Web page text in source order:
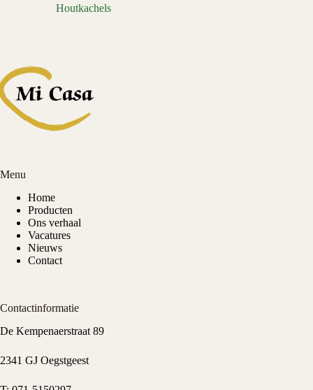
Houtkachels
Menu
Home
Producten
Ons verhaal
Vacatures
Nieuws
Contact
Contactinformatie
De Kempenaerstraat 89
2341 GJ Oegstgeest